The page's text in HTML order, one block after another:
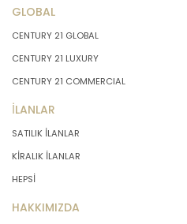
GLOBAL
CENTURY 21 GLOBAL
CENTURY 21 LUXURY
CENTURY 21 COMMERCIAL
İLANLAR
SATILIK İLANLAR
KİRALIK İLANLAR
HEPSİ
HAKKIMIZDA